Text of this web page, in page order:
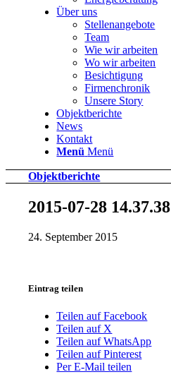
Über uns
Stellenangebote
Team
Wie wir arbeiten
Wo wir arbeiten
Besichtigung
Firmenchronik
Unsere Story
Objektberichte
News
Kontakt
Menü Menü
Objektberichte
2015-07-28 14.37.38
24. September 2015
Eintrag teilen
Teilen auf Facebook
Teilen auf X
Teilen auf WhatsApp
Teilen auf Pinterest
Per E-Mail teilen